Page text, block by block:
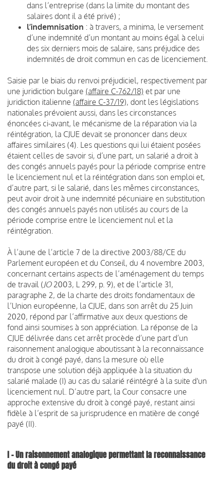
dans l’entreprise (dans la limite du montant des
salaires dont il a été privé) ;
l’indemnisation : à travers, a minima, le versement
d’une indemnité d’un montant au moins égal à celui
des six derniers mois de salaire, sans préjudice des
indemnités de droit commun en cas de licenciement.
Saisie par le biais du renvoi préjudiciel, respectivement par
une juridiction bulgare (affaire C-762/18) et par une
juridiction italienne (affaire C-37/19), dont les législations
nationales prévoient aussi, dans les circonstances
énoncées ci-avant, le mécanisme de la réparation via la
réintégration, la CJUE devait se prononcer dans deux
affaires similaires (4). Les questions qui lui étaient posées
étaient celles de savoir si, d’une part, un salarié a droit à
des congés annuels payés pour la période comprise entre
le licenciement nul et la réintégration dans son emploi et,
d’autre part, si le salarié, dans les mêmes circonstances,
peut avoir droit à une indemnité pécuniaire en substitution
des congés annuels payés non utilisés au cours de la
période comprise entre le licenciement nul et la
réintégration.
À l’aune de l’article 7 de la directive 2003/88/CE du
Parlement européen et du Conseil, du 4 novembre 2003,
concernant certains aspects de l’aménagement du temps
de travail (JO2003, L 299, p. 9), et de l’article 31,
paragraphe 2, de la charte des droits fondamentaux de
l’Union européenne, la CJUE, dans son arrêt du 25 Juin
2020, répond par l’affirmative aux deux questions de
fond ainsi soumises à son appréciation. La réponse de la
CJUE délivrée dans cet arrêt procède d’une part d’un
raisonnement analogique aboutissant à la reconnaissance
du droit à congé payé, dans la mesure où elle
transpose une solution déjà appliquée à la situation du
salarié malade (I) au cas du salarié réintégré à la suite d'un
licenciement nul. D’autre part, la Cour consacre une
approche extensive du droit à congé payé, restant ainsi
fidèle à l’esprit de sa jurisprudence en matière de congé
payé (II).
I – Un raisonnement analogique permettant la reconnaissance
du droit à congé payé